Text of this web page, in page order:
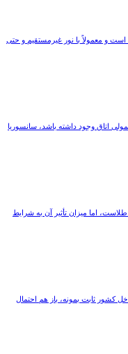
است و معمولاً با نور غیرمستقیم و حتی
اتاق وجود داشته باشد، سانسوریا
اما میزان تأثیر آن به شرایط
کشور ثابت بمونه، باز هم احتمال